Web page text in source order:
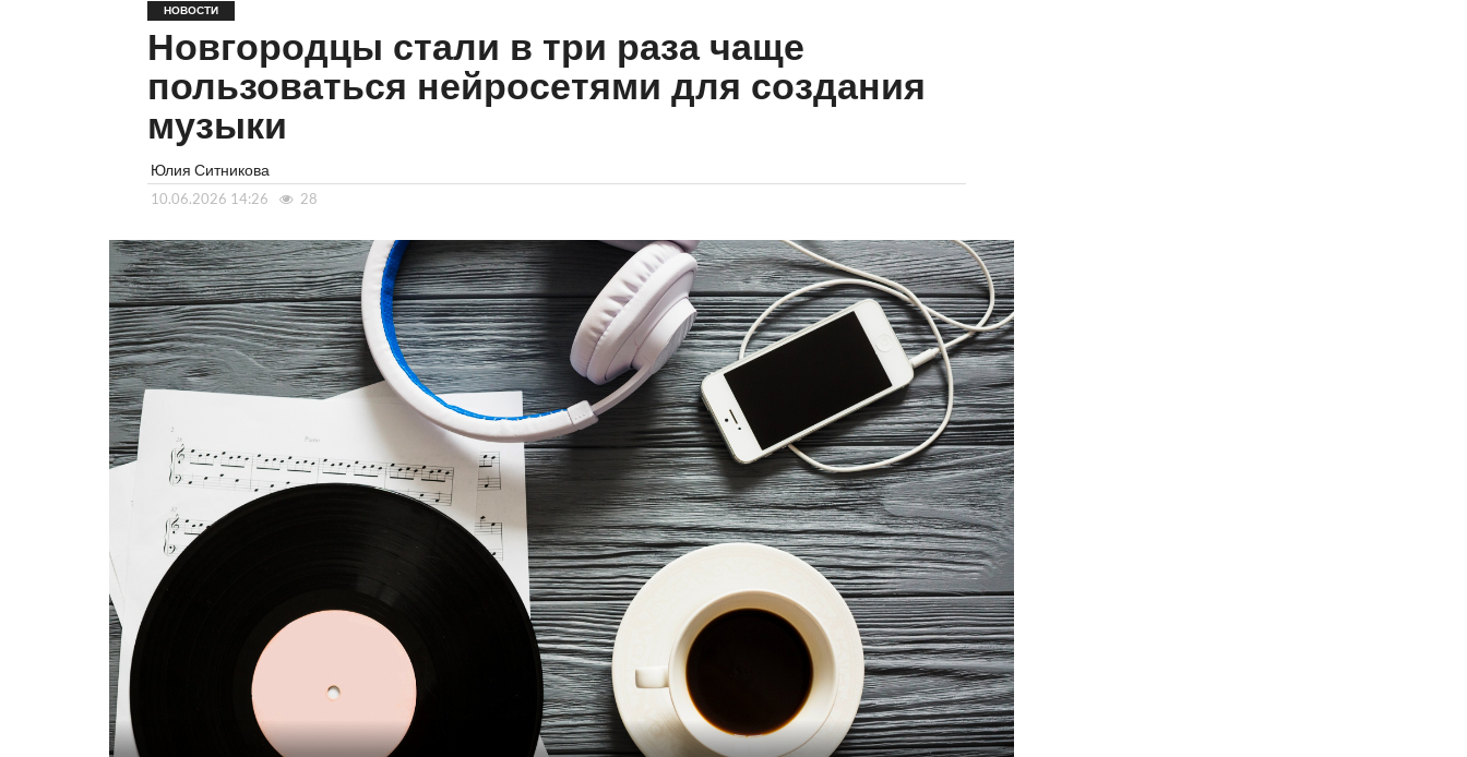
НОВОСТИ
Новгородцы стали в три раза чаще
пользоваться нейросетями для создания
музыки
Юлия Ситникова
10.06.2026 14:26 28